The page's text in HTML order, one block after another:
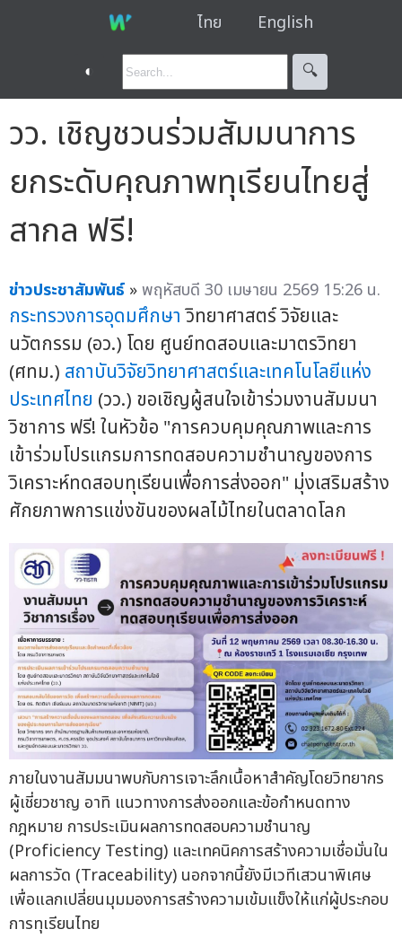
ไทย English
◐ 🔍︎
วว. เชิญชวนร่วมสัมมนาการ
ยกระดับคุณภาพทุเรียนไทยสู่
สากล ฟรี!
ข่าวประชาสัมพันธ์ »พฤหัสบดี 30 เมษายน 2569 15:26 น.
กระทรวงการอุดมศึกษาวิทยาศาสตร์ วิจัยและ
นวัตกรรม (อว.) โดย ศูนย์ทดสอบและมาตรวิทยา
(ศทม.) สถาบันวิจัยวิทยาศาสตร์และเทคโนโลยีแห่ง
ประเทศไทย (วว.) ขอเชิญผู้สนใจเข้าร่วมงานสัมมนา
วิชาการ ฟรี! ในหัวข้อ "การควบคุมคุณภาพและการ
เข้าร่วมโปรแกรมการทดสอบความชำนาญของการ
วิเคราะห์ทดสอบทุเรียนเพื่อการส่งออก" มุ่งเสริมสร้าง
ศักยภาพการแข่งขันของผลไม้ไทยในตลาดโลก
ภายในงานสัมมนาพบกับการเจาะลึกเนื้อหาสำคัญโดยวิทยากร
ผู้เชี่ยวชาญ อาทิ แนวทางการส่งออกและข้อกำหนดทาง
กฎหมาย การประเมินผลการทดสอบความชำนาญ
(Proficiency Testing) และเทคนิคการสร้างความเชื่อมั่นใน
ผลการวัด (Traceability) นอกจากนี้ยังมีเวทีเสวนาพิเศษ
เพื่อแลกเปลี่ยนมุมมองการสร้างความเข้มแข็งให้แก่ผู้ประกอบ
การทุเรียนไทย